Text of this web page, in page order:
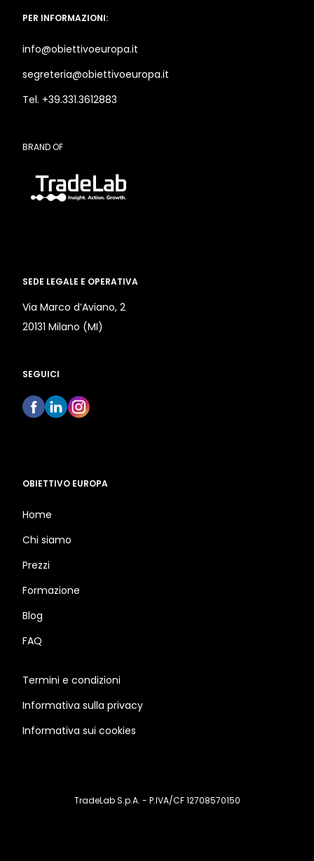
PER INFORMAZIONI:
info@obiettivoeuropa.it
segreteria@obiettivoeuropa.it
Tel. +39.331.3612883
BRAND OF
SEDE LEGALE E OPERATIVA
Via Marco d’Aviano, 2
20131 Milano (MI)
SEGUICI
OBIETTIVO EUROPA
Home
Chi siamo
Prezzi
Formazione
Blog
FAQ
Termini e condizioni
Informativa sulla privacy
Informativa sui cookies
TradeLab S.p.A. - P.IVA/CF 12708570150